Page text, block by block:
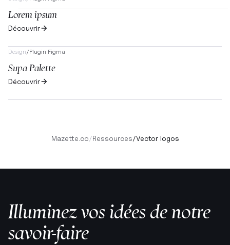
Lorem ipsum
Découvrir
Design/Plugin Figma
Supa Palette
Découvrir
Mazette.co/Ressources/Vector logos
Illuminez vos idées de notre
savoir-faire